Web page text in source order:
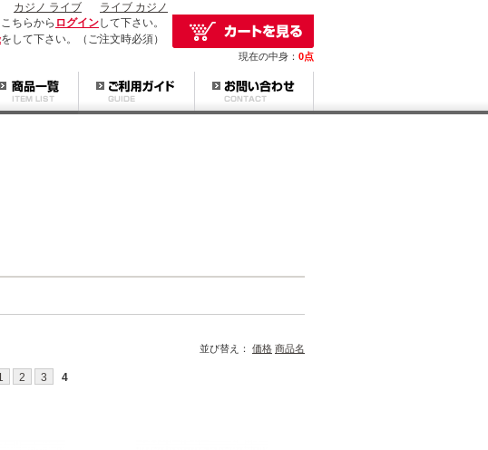
カジノ ライブ
ライブ カジノ
ちらから ログインして下さい。
をして下さい。（ご注文時必須）
現在の中身： 0点
並び替え： 価格 商品名
2 3 4